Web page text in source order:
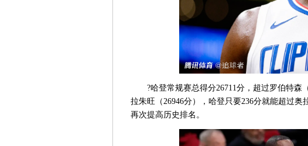
?哈登常规赛总得分26711分，超过罗伯特森
拉朱旺（26946分），哈登只要236分就能超过
再次提高历史排名。